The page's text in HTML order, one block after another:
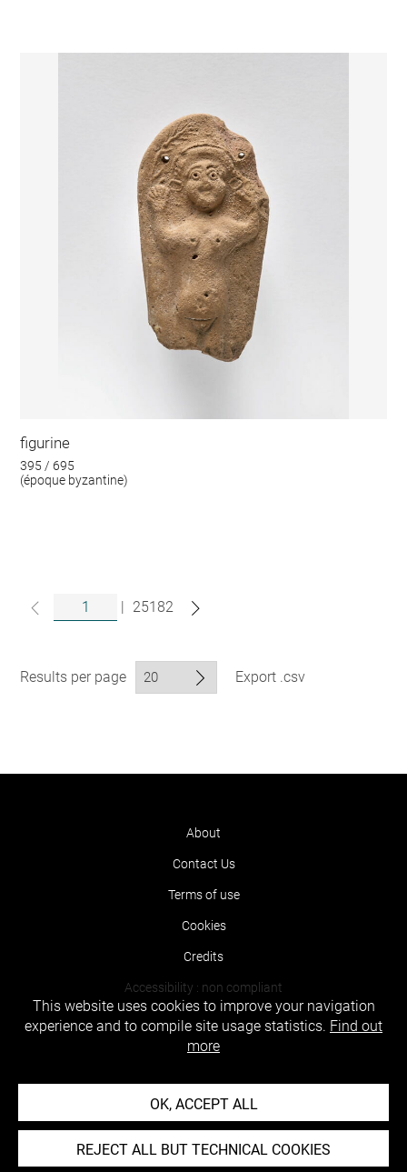
figurine
395 / 695
(époque byzantine)
| 25182
Results per page Export .csv
About
Contact Us
Terms of use
Cookies
Credits
Accessibility : non compliant
This website uses cookies to improve your navigation
experience and to compile site usage statistics. Find out
more
OK, ACCEPT ALL
REJECT ALL BUT TECHNICAL COOKIES